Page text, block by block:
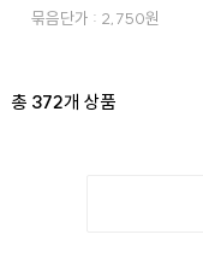
묶음단가 : 2,750원
총 372개 상품